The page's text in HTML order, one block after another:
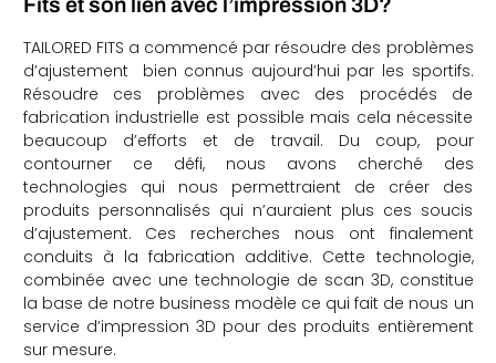
Fits et son lien avec l’impression 3D?
TAILORED FITS a commencé par résoudre des problèmes
d’ajustement bien connus aujourd’hui par les sportifs.
Résoudre ces problèmes avec des procédés de
fabrication industrielle est possible mais cela nécessite
beaucoup d’efforts et de travail. Du coup, pour
contourner ce défi, nous avons cherché des
technologies qui nous permettraient de créer des
produits personnalisés qui n’auraient plus ces soucis
d’ajustement. Ces recherches nous ont finalement
conduits à la fabrication additive. Cette technologie,
combinée avec une technologie de scan 3D, constitue
la base de notre business modèle ce qui fait de nous un
service d’impression 3D pour des produits entièrement
sur mesure.